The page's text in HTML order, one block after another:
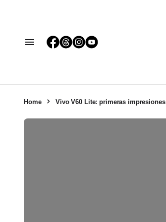
Home Vivo V60 Lite: primeras impresiones